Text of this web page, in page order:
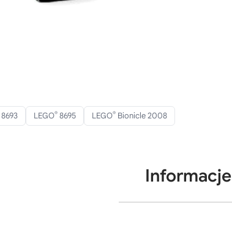
8693 LEGO® 8695 LEGO® Bionicle 2008
Informacje